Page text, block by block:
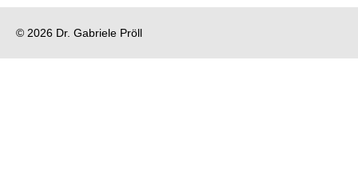
© 2026 Dr. Gabriele Pröll